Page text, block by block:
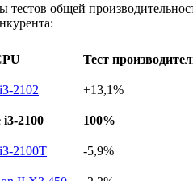
тестов общей
Тест
2102 +13,1%
2100 100%
2100T -5,9%